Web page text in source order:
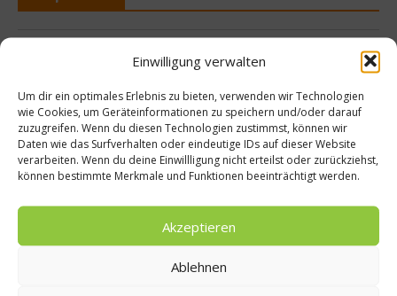
Einwilligung verwalten
Um dir ein optimales Erlebnis zu bieten, verwenden wir Technologien
wie Cookies, um Geräteinformationen zu speichern und/oder darauf
zuzugreifen. Wenn du diesen Technologien zustimmst, können wir
Daten wie das Surfverhalten oder eindeutige IDs auf dieser Website
verarbeiten. Wenn du deine Einwillligung nicht erteilst oder zurückziehst,
können bestimmte Merkmale und Funktionen beeinträchtigt werden.
Akzeptieren
Ablehnen
News
Haderbräu
Wolfratshausen
Michelin